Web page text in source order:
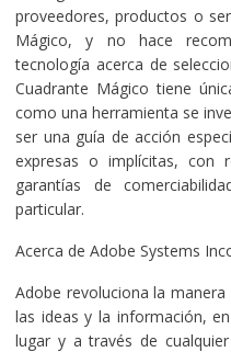
proveedores, productos o
Mágico, y no hace
tecnología acerca de
Cuadrante Mágico tiene
como una herramienta se
ser una guía de acción
expresas o implícitas, con
garantías de
particular.
Acerca de Adobe Systems
Adobe revoluciona la
las ideas y la información,
lugar y a través de